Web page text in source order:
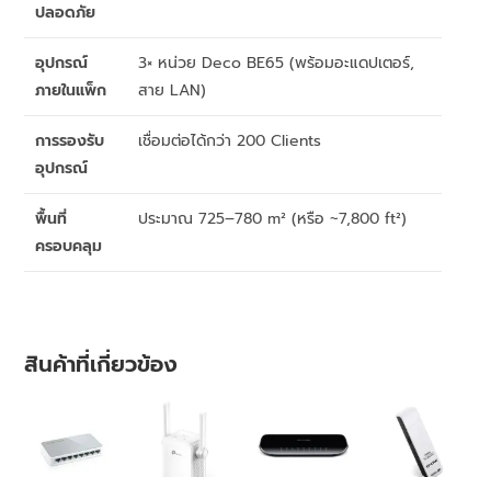
ปลอดภัย
อุปกรณ์
ภายในแพ็ก
3× หน่วย Deco BE65 (พร้อมอะแดปเตอร์,
สาย LAN)
การรองรับ
อุปกรณ์
เชื่อมต่อได้กว่า 200 Clients
พื้นที่
ครอบคลุม
ประมาณ 725–780 m² (หรือ ~7,800 ft²)
สินค้าที่เกี่ยวข้อง